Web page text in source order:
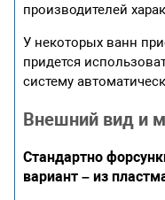
производителей
У некоторых ванн
придется
систему
Внешний вид и
Стандартно
вариант – из